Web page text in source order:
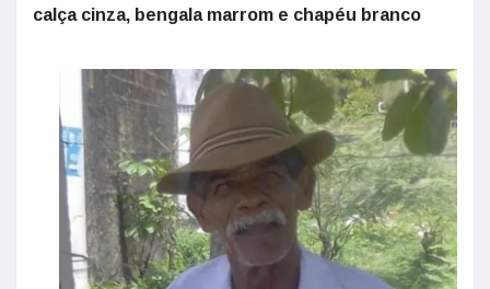
calça cinza, bengala marrom e chapéu branco